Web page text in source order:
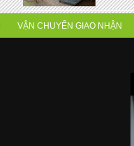
VẬN CHUYỂN GIAO NHẬN